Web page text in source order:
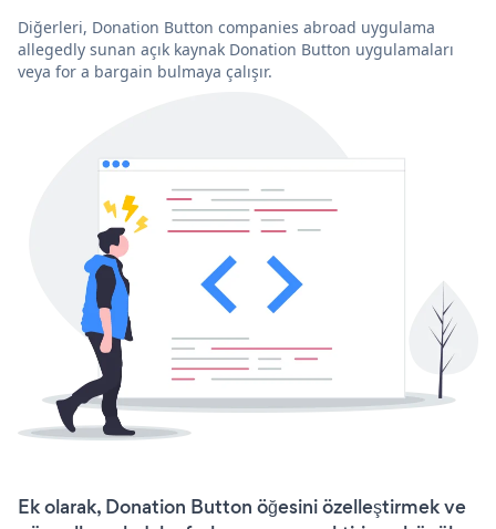
Diğerleri, Donation Button companies abroad uygulama
allegedly sunan açık kaynak Donation Button uygulamaları
veya for a bargain bulmaya çalışır.
Ek olarak, Donation Button öğesini özelleştirmek ve